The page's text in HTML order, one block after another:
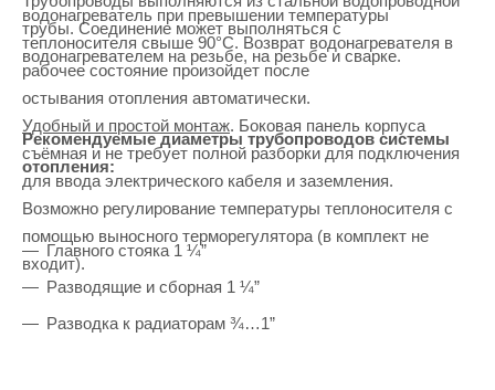
водонагреватель при превышении температуры
теплоносителя свыше 90°С. Возврат водонагревателя в
рабочее состояние произойдет после
остывания отопления автоматически.
Удобный и простой монтаж. Боковая панель корпуса
съёмная и не требует полной разборки для подключения
для ввода электрического кабеля и заземления.
Возможно регулирование температуры теплоносителя с
помощью выносного терморегулятора (в комплект не
входит).
трубы. Соединение может выполняться с
водонагревателем на резьбе, на резьбе и сварке.
Рекомендуемые диаметры трубопроводов системы
отопления:
Главного стояка 1 ¼”
Разводящие и сборная 1 ¼”
Разводка к радиаторам ¾…1”